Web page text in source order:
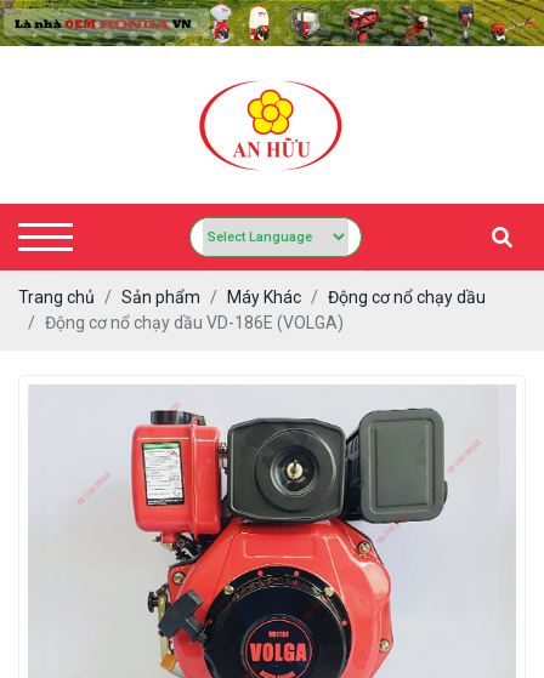
Trang chủ Sản phẩm Máy Khác
Động cơ nổ chạy dầu
Động cơ nổ chạy dầu VD-186E (VOLGA)